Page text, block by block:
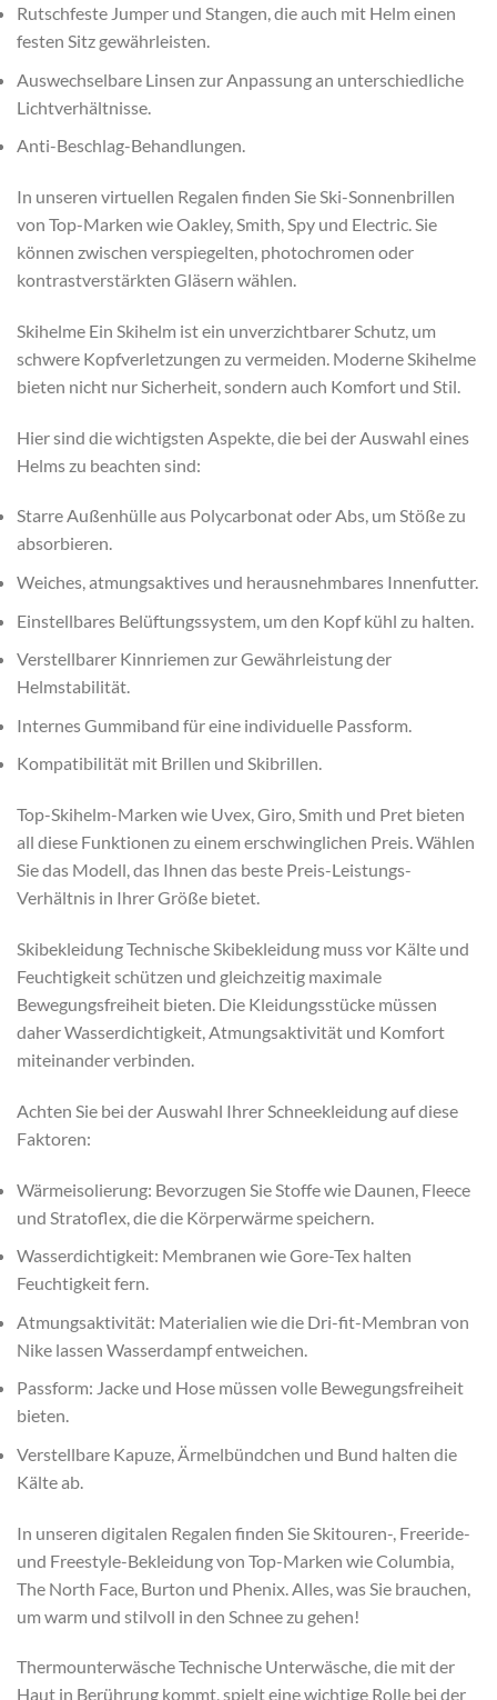
Rutschfeste Jumper und Stangen, die auch mit Helm einen
festen Sitz gewährleisten.
Auswechselbare Linsen zur Anpassung an unterschiedliche
Lichtverhältnisse.
Anti-Beschlag-Behandlungen.
In unseren virtuellen Regalen finden Sie Ski-Sonnenbrillen
von Top-Marken wie Oakley, Smith, Spy und Electric. Sie
können zwischen verspiegelten, photochromen oder
kontrastverstärkten Gläsern wählen.
Skihelme Ein Skihelm ist ein unverzichtbarer Schutz, um
schwere Kopfverletzungen zu vermeiden. Moderne Skihelme
bieten nicht nur Sicherheit, sondern auch Komfort und Stil.
Hier sind die wichtigsten Aspekte, die bei der Auswahl eines
Helms zu beachten sind:
Starre Außenhülle aus Polycarbonat oder Abs, um Stöße zu
absorbieren.
Weiches, atmungsaktives und herausnehmbares Innenfutter.
Einstellbares Belüftungssystem, um den Kopf kühl zu halten.
Verstellbarer Kinnriemen zur Gewährleistung der
Helmstabilität.
Internes Gummiband für eine individuelle Passform.
Kompatibilität mit Brillen und Skibrillen.
Top-Skihelm-Marken wie Uvex, Giro, Smith und Pret bieten
all diese Funktionen zu einem erschwinglichen Preis. Wählen
Sie das Modell, das Ihnen das beste Preis-Leistungs-
Verhältnis in Ihrer Größe bietet.
Skibekleidung Technische Skibekleidung muss vor Kälte und
Feuchtigkeit schützen und gleichzeitig maximale
Bewegungsfreiheit bieten. Die Kleidungsstücke müssen
daher Wasserdichtigkeit, Atmungsaktivität und Komfort
miteinander verbinden.
Achten Sie bei der Auswahl Ihrer Schneekleidung auf diese
Faktoren:
Wärmeisolierung: Bevorzugen Sie Stoffe wie Daunen, Fleece
und Stratoflex, die die Körperwärme speichern.
Wasserdichtigkeit: Membranen wie Gore-Tex halten
Feuchtigkeit fern.
Atmungsaktivität: Materialien wie die Dri-fit-Membran von
Nike lassen Wasserdampf entweichen.
Passform: Jacke und Hose müssen volle Bewegungsfreiheit
bieten.
Verstellbare Kapuze, Ärmelbündchen und Bund halten die
Kälte ab.
In unseren digitalen Regalen finden Sie Skitouren-, Freeride-
und Freestyle-Bekleidung von Top-Marken wie Columbia,
The North Face, Burton und Phenix. Alles, was Sie brauchen,
um warm und stilvoll in den Schnee zu gehen!
Thermounterwäsche Technische Unterwäsche, die mit der
Haut in Berührung kommt, spielt eine wichtige Rolle bei der